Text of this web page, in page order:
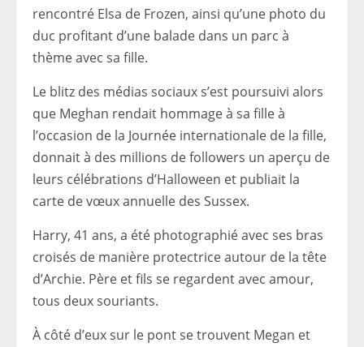
rencontré Elsa de Frozen, ainsi qu’une photo du
duc profitant d’une balade dans un parc à
thème avec sa fille.
Le blitz des médias sociaux s’est poursuivi alors
que Meghan rendait hommage à sa fille à
l’occasion de la Journée internationale de la fille,
donnait à des millions de followers un aperçu de
leurs célébrations d’Halloween et publiait la
carte de vœux annuelle des Sussex.
Harry, 41 ans, a été photographié avec ses bras
croisés de manière protectrice autour de la tête
d’Archie. Père et fils se regardent avec amour,
tous deux souriants.
À côté d’eux sur le pont se trouvent Megan et